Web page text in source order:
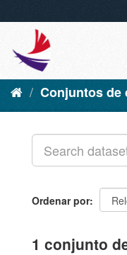
Conjuntos de
Ordenar por
1 conjunto